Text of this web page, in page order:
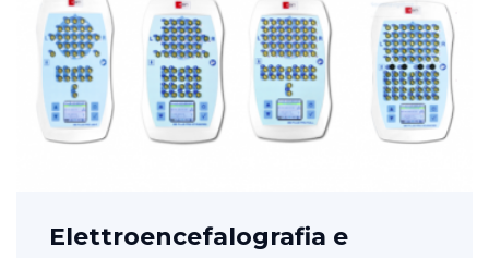
Elettroencefalografia e